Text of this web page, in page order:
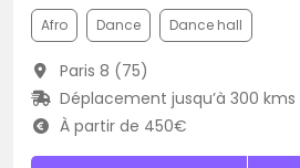
Afro Dance Dance hall
Paris 8 (75)
Déplacement jusqu’à 300 kms
À partir de 450€